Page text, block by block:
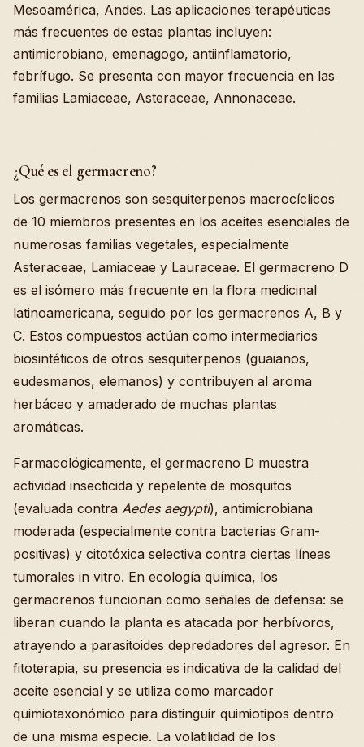
Mesoamérica, Andes. Las aplicaciones terapéuticas
más frecuentes de estas plantas incluyen:
antimicrobiano, emenagogo, antiinflamatorio,
febrífugo. Se presenta con mayor frecuencia en las
familias Lamiaceae, Asteraceae, Annonaceae.
¿Qué es el germacreno?
Los germacrenos son sesquiterpenos macrocíclicos
de 10 miembros presentes en los aceites esenciales de
numerosas familias vegetales, especialmente
Asteraceae, Lamiaceae y Lauraceae. El germacreno D
es el isómero más frecuente en la flora medicinal
latinoamericana, seguido por los germacrenos A, B y
C. Estos compuestos actúan como intermediarios
biosintéticos de otros sesquiterpenos (guaianos,
eudesmanos, elemanos) y contribuyen al aroma
herbáceo y amaderado de muchas plantas
aromáticas.
Farmacológicamente, el germacreno D muestra
actividad insecticida y repelente de mosquitos
(evaluada contra Aedes aegypti), antimicrobiana
moderada (especialmente contra bacterias Gram-
positivas) y citotóxica selectiva contra ciertas líneas
tumorales in vitro. En ecología química, los
germacrenos funcionan como señales de defensa: se
liberan cuando la planta es atacada por herbívoros,
atrayendo a parasitoides depredadores del agresor. En
fitoterapia, su presencia es indicativa de la calidad del
aceite esencial y se utiliza como marcador
quimiotaxonómico para distinguir quimiotipos dentro
de una misma especie. La volatilidad de los